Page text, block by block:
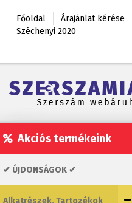
Főoldal Árajánlat kérése
Széchenyi 2020
Akciós termékeink
✔ ÚJDONSÁGOK ✔
Alkatrészek, Tartozékok